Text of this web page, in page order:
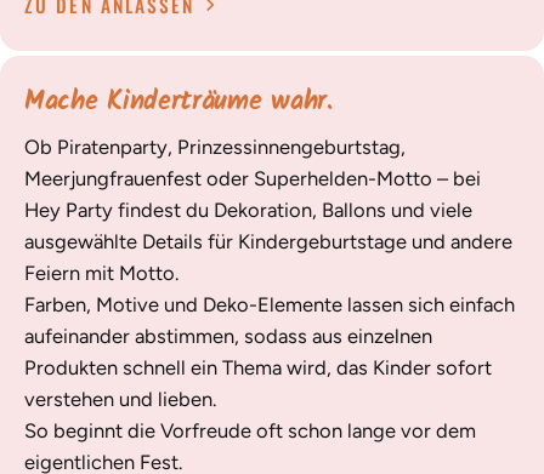
Mache Kinderträume wahr.
Ob Piratenparty, Prinzessinnengeburtstag,
Meerjungfrauenfest oder Superhelden-Motto – bei
Hey Party findest du Dekoration, Ballons und viele
ausgewählte Details für Kindergeburtstage und andere
Feiern mit Motto.
Farben, Motive und Deko-Elemente lassen sich einfach
aufeinander abstimmen, sodass aus einzelnen
Produkten schnell ein Thema wird, das Kinder sofort
verstehen und lieben.
So beginnt die Vorfreude oft schon lange vor dem
eigentlichen Fest.